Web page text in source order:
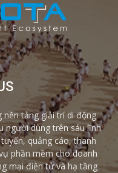
tảng giải trí di động
người dùng trên sáu lĩnh
quảng cáo, thanh
phần mềm cho doanh
mại điện tử và hạ tầng